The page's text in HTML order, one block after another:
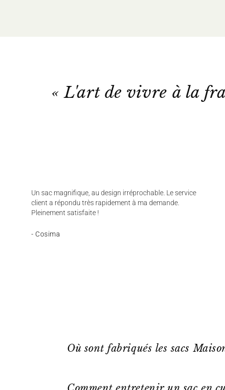
« L'art de vivre à la
Un sac magnifique, au design irréprochable. Le service
client a répondu très rapidement à ma demande.
Pleinement satisfaite !
- Cosima
Où sont fabriqués les sacs